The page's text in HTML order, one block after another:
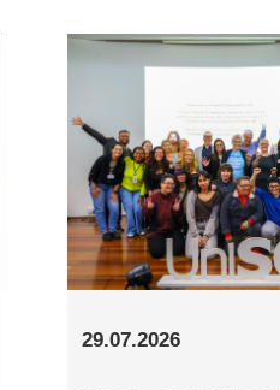
29.07.2026